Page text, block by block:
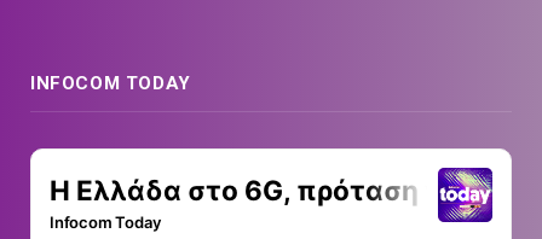
INFOCOM TODAY